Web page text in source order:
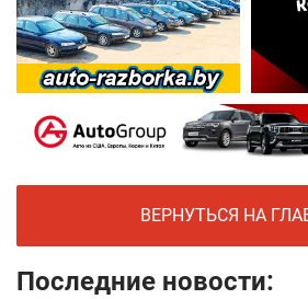
ВЕРНУТЬСЯ НА
Последние новости: